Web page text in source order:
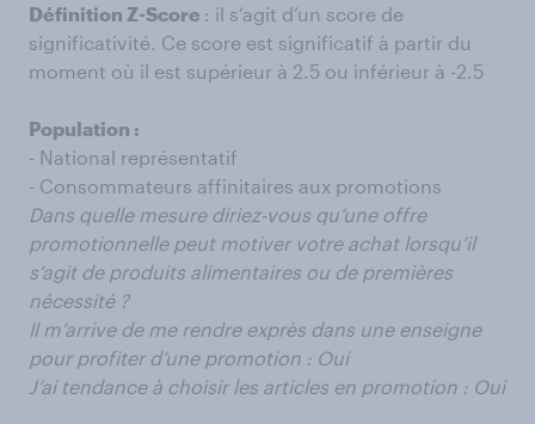
Définition Z-Score : il s’agit d’un score de
significativité. Ce score est significatif à partir du
moment où il est supérieur à 2.5 ou inférieur à -2.5
Population :
- National représentatif
- Consommateurs affinitaires aux promotions
Dans quelle mesure diriez-vous qu’une offre
promotionnelle peut motiver votre achat lorsqu’il
s’agit de produits alimentaires ou de premières
nécessité ?
Il m’arrive de me rendre exprès dans une enseigne
pour profiter d’une promotion : Oui
J’ai tendance à choisir les articles en promotion : Oui